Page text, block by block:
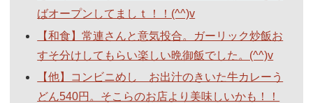
ばオープンしてましｔ！！(^^)v
【和食】常連さんと意気投合。ガーリック炒飯お
すそ分けしてもらい楽しい晩御飯でした。(^^)v
【他】コンビニめし お出汁のきいた牛カレーう
どん540円。そこらのお店より美味しいかも！！